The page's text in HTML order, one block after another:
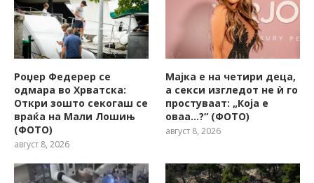
Роџер Федерер се
одмара во Хрватска:
Откри зошто секогаш се
враќа на Мали Лошињ
(ФОТО)
август 8, 2026
Мајка е на четири деца,
а секси изгледот не ѝ го
простуваат: „Која е
оваа…?“ (ФОТО)
август 8, 2026